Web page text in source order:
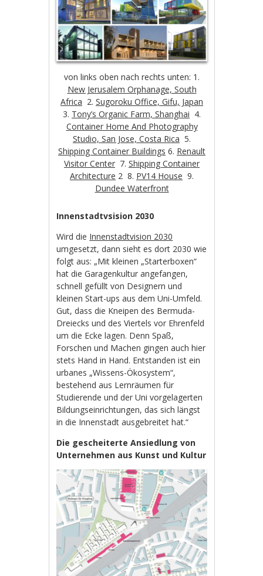
von links oben nach rechts unten: 1.
New Jerusalem Orphanage, South
Africa 2. Sugoroku Office, Gifu, Japan
3. Tony’s Organic Farm, Shanghai 4.
Container Home And Photography
Studio, San Jose, Costa Rica 5.
Shipping Container Buildings 6. Renault
Visitor Center 7. Shipping Container
Architecture 2 8. PV14 House 9.
Dundee Waterfront
Innenstadtvsision 2030
Wird die Innenstadtvision 2030
umgesetzt, dann sieht es dort 2030 wie
folgt aus: „Mit kleinen „Starterboxen“
hat die Garagenkultur angefangen,
schnell gefüllt von Designern und
kleinen Start-ups aus dem Uni-Umfeld.
Gut, dass die Kneipen des Bermuda-
Dreiecks und des Viertels vor Ehrenfeld
um die Ecke lagen. Denn Spaß,
Forschen und Machen gingen auch hier
stets Hand in Hand. Entstanden ist ein
urbanes „Wissens-Ökosystem“,
bestehend aus Lernräumen für
Studierende und der Uni vorgelagerten
Bildungseinrichtungen, das sich längst
in die Innenstadt ausgebreitet hat.“
Die gescheiterte Ansiedlung von
Unternehmen aus Kunst und Kultur